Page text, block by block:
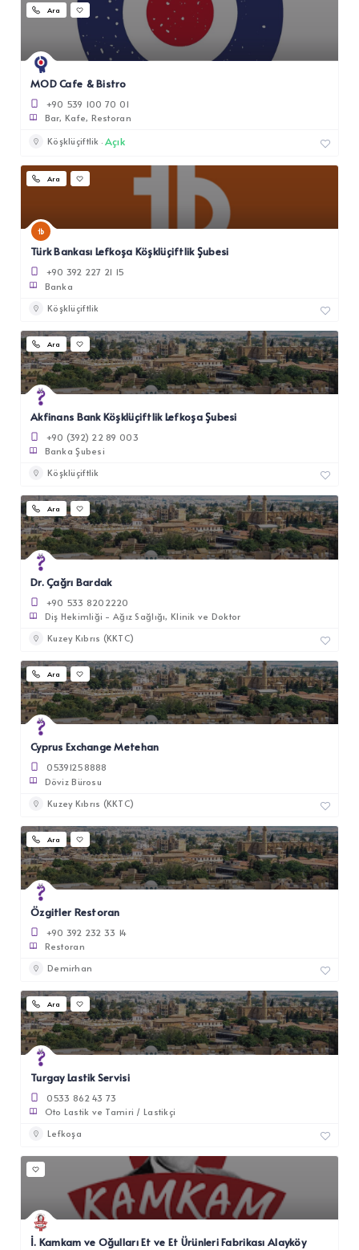
Ara
MOD Cafe & Bistro
+90 539 100 70 01
Bar Kafe Restoran
Köşklüçiftlik Açık
Ara
Türk Bankası Lefkoşa Köşklüçiftlik Şubesi
+90 392 227 21 15
Banka
Köşklüçiftlik
Ara
Akfinans Bank Köşklüçiftlik Lefkoşa Şubesi
+90 (392) 22 89 003
Banka Şubesi
Köşklüçiftlik
Ara
Dr. Çağrı Bardak
+90 533 8202220
Diş Hekimliği - Ağız Sağlığı Klinik ve Doktor
Kuzey Kıbrıs (KKTC)
Ara
Cyprus Exchange Metehan
05391258888
Döviz Bürosu
Kuzey Kıbrıs (KKTC)
Ara
Özgitler Restoran
+90 392 232 33 14
Restoran
Demirhan
Ara
Turgay Lastik Servisi
0533 862 43 73
Oto Lastik ve Tamiri / Lastikçi
Lefkoşa
İ. Kamkam ve Oğulları Et ve Et Ürünleri Fabrikası Alayköy